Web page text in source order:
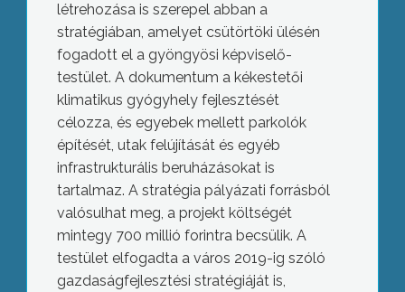
létrehozása is szerepel abban a
stratégiában, amelyet csütörtöki ülésén
fogadott el a gyöngyösi képviselő-
testület. A dokumentum a kékestetői
klimatikus gyógyhely fejlesztését
célozza, és egyebek mellett parkolók
építését, utak felújítását és egyéb
infrastrukturális beruházásokat is
tartalmaz. A stratégia pályázati forrásból
valósulhat meg, a projekt költségét
mintegy 700 millió forintra becsülik. A
testület elfogadta a város 2019-ig szóló
gazdaságfejlesztési stratégiáját is,